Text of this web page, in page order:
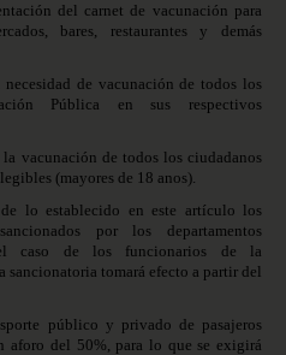
del carnet de vacunación para
bares, restaurantes y demás
de vacunación de todos los
Pública en sus respectivos
vacunación de todos los ciudadanos
(mayores de 18 anos).
lo establecido en este artículo los
por los departamentos
el caso de los funcionarios de la
tomará efecto a partir del
público y privado de pasajeros
aforo del 50%, para lo que se exigirá